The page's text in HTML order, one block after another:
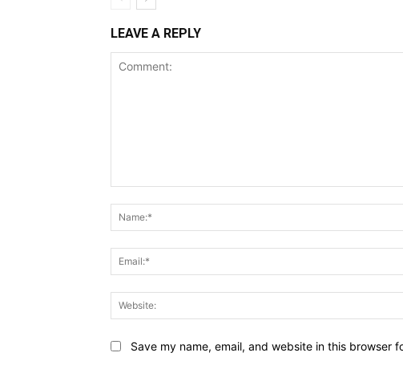
LEAVE A REPLY
Save my name, email, and website in this browser